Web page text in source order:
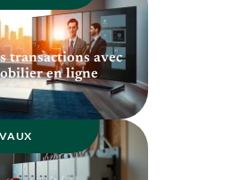
transactions avec
en ligne